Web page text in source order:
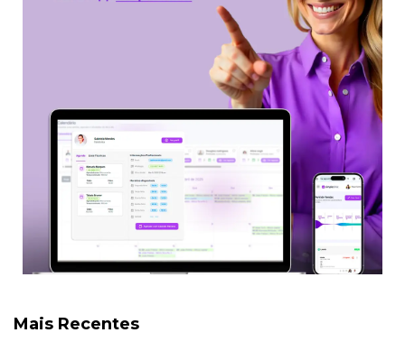
Mais Recentes